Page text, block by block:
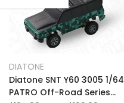
to
Wishlist
Add
to
Compare
Vendor:
DIATONE
Diatone SNT Y60 3005 1/64
PATRO Off-Road Series